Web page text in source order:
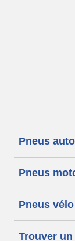
Pneus
Pneus
Pneus vélo
Trouver